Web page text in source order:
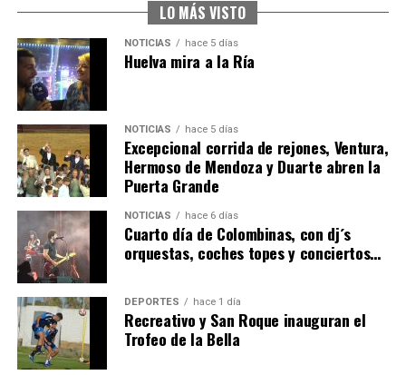
6º DÍA DE LAS FIESTAS COLOMBINAS 2026
hace 5 días Huelvatv
LO MÁS VISTO
NOTICIAS hace 5 días
Huelva mira a la Ría
NOTICIAS hace 5 días
Excepcional corrida de rejones, Ventura,
Hermoso de Mendoza y Duarte abren la
Puerta Grande
NOTICIAS hace 6 días
Cuarto día de Colombinas, con dj´s
orquestas, coches topes y conciertos…
DEPORTES hace 1 día
Recreativo y San Roque inauguran el
Trofeo de la Bella